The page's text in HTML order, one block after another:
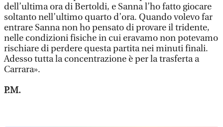
dell’ultima ora di Bertoldi, e Sanna l’ho fatto giocare
soltanto nell’ultimo quarto d’ora. Quando volevo far
entrare Sanna non ho pensato di provare il tridente,
nelle condizioni fisiche in cui eravamo non potevamo
rischiare di perdere questa partita nei minuti finali.
Adesso tutta la concentrazione è per la trasferta a
Carrara».
P.M.